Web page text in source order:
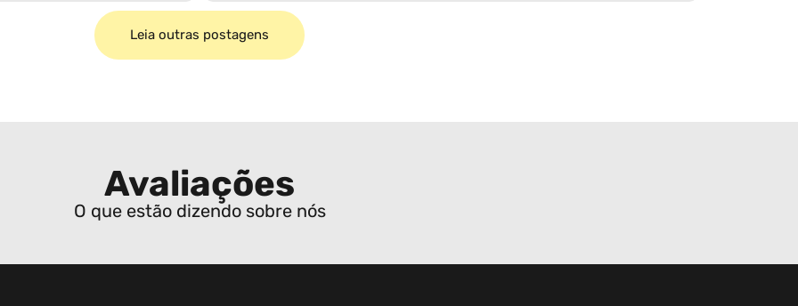
Leia outras postagens
Avaliações
O que estão dizendo sobre nós